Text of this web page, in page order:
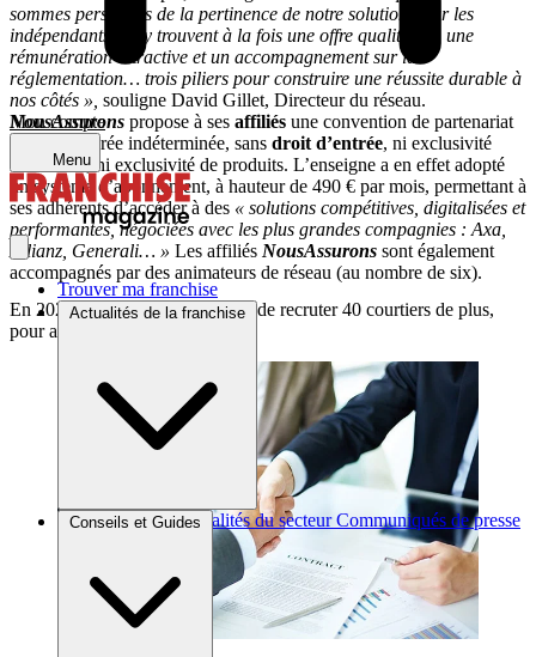
Mon compte
Menu
Trouver ma franchise
Actualités de la franchise
Brèves et actus Actualités du secteur Communiqués de presse
Conseils et Guides
sommes persuadés de la pertinence de notre solution pour les
indépendants qui y trouvent à la fois une offre qualitative, une
rémunération attractive et un accompagnement sur la
réglementation… trois piliers pour construire une réussite durable à
nos côtés », souligne David Gillet, Directeur du réseau.
NousAssurons propose à ses affiliés une convention de partenariat
pour une durée indéterminée, sans droit d’entrée, ni exclusivité
territoriale, ni exclusivité de produits. L’enseigne a en effet adopté
un système d’abonnement, à hauteur de 490 € par mois, permettant à
ses adhérents d’accéder à des « solutions compétitives, digitalisées et
performantes, négociées avec les plus grandes compagnies : Axa,
Allianz, Generali… » Les affiliés NousAssurons sont également
accompagnés par des animateurs de réseau (au nombre de six).
En 2024, NousAssurons prévoit de recruter 40 courtiers de plus,
pour atteindre 140 affiliés